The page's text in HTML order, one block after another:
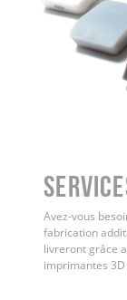
Avez-vous
fabrication
livreront grâce
imprimantes 3D